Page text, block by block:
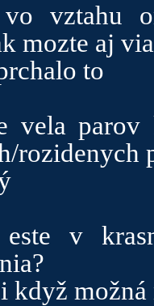
vztahu
mozte aj
to
vela
rozidenych
v
když možná